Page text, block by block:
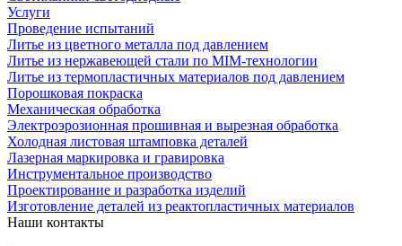
Услуги
Проведение испытаний
Литье из цветного металла под давлением
Литье из нержавеющей стали по MIM-технологии
Литье из термопластичных материалов под давлением
Порошковая покраска
Механическая обработка
Электроэрозионная прошивная и вырезная обработка
Холодная листовая штамповка деталей
Лазерная маркировка и гравировка
Инструментальное производство
Проектирование и разработка изделий
Изготовление деталей из реактопластичных материалов
Наши контакты